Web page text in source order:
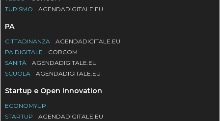
TURISMO
AGENDADIGITALE.EU
PA
CITTADINANZA
AGENDADIGITALE.EU
PA DIGITALE
CORCOM
SANITÀ
AGENDADIGITALE.EU
SCUOLA
AGENDADIGITALE.EU
Startup e Open Innovation
ECONOMYUP
STARTUP
AGENDADIGITALE.EU